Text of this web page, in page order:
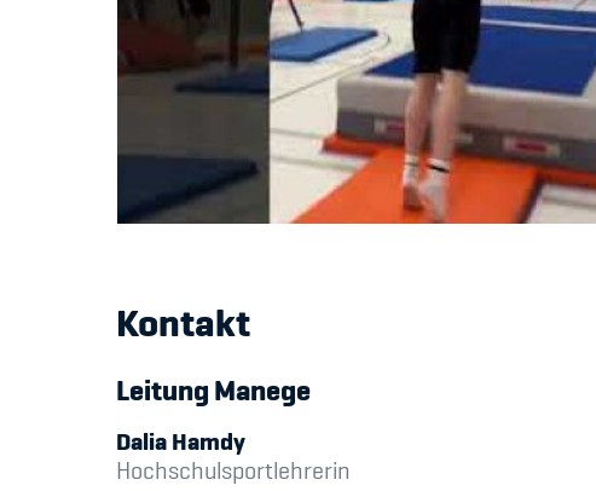
Kontakt
Leitung Manege
Dalia Hamdy
Hochschulsportlehrerin